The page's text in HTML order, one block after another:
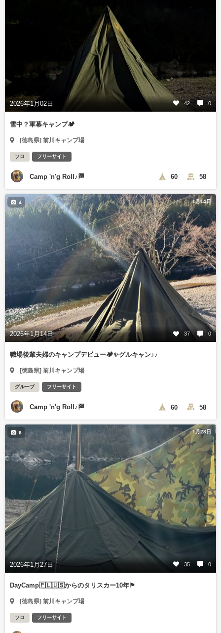
2026年1月02日 42 0
雪中？軍幕キャンプ🏕️
[徳島県] 前川キャンプ場
ソロ フリーサイト
Camp 'n'g Roll♪🏁 60 58
1月14日
2026年1月14日 37 0
4
職場後輩夫婦のキャンプデビュー🏕️✨グルキャン♪♪
[徳島県] 前川キャンプ場
グループ フリーサイト
Camp 'n'g Roll♪🏁 60 58
1月28日
2026年1月27日 35 0
6
DayCamp🇵🇱🇺🇸からのタリスカー10年🏴󠁧󠁢󠁳󠁣󠁴󠁿
[徳島県] 前川キャンプ場
ソロ フリーサイト